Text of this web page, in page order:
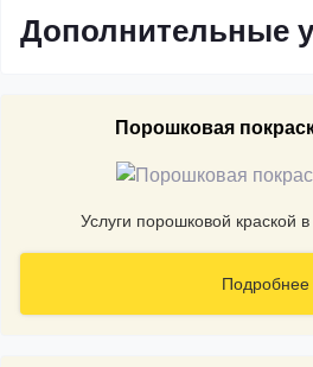
Дополнительные
Порошковая
Услуги порошковой краской
Подробнее